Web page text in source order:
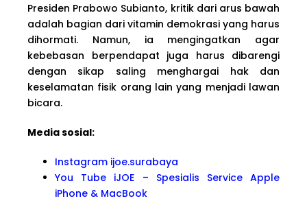
Presiden Prabowo Subianto, kritik dari arus bawah
adalah bagian dari vitamin demokrasi yang harus
dihormati. Namun, ia mengingatkan agar
kebebasan berpendapat juga harus dibarengi
dengan sikap saling menghargai hak dan
keselamatan fisik orang lain yang menjadi lawan
bicara.
Media sosial:
Instagram ijoe.surabaya
You Tube iJOE – Spesialis Service Apple
iPhone & MacBook